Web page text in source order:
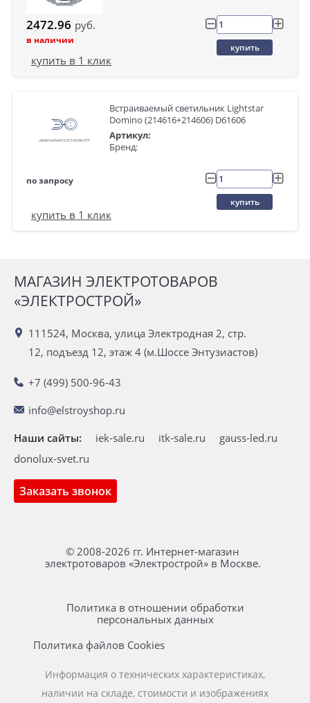
2472.96 руб.
в наличии
купить
купить в 1 клик
Встраиваемый светильник Lightstar
Domino (214616+214606) D61606
Артикул:
Бренд:
по запросу
купить
купить в 1 клик
МАГАЗИН ЭЛЕКТРОТОВАРОВ
«ЭЛЕКТРОСТРОЙ»
111524, Москва, улица Электродная 2, стр.
12, подъезд 12, этаж 4 (м.Шоссе Энтузиастов)
+7 (499) 500-96-43
info@elstroyshop.ru
Заказать звонок
Наши сайты: iek-sale.ru itk-sale.ru
gauss-led.ru
donolux-svet.ru
© 2008-2026 гг. Интернет-магазин
электротоваров «Электрострой» в Москве.
Политика в отношении обработки
персональных данных
Политика файлов Cookies
Информация о технических характеристиках,
наличии на складе, стоимости и изображениях